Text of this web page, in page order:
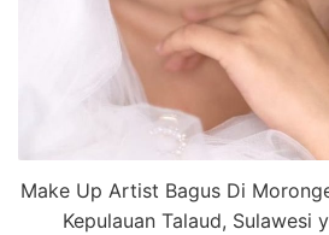
Make Up Artist Bagus Di
Kepulauan Talaud, Sulawesi